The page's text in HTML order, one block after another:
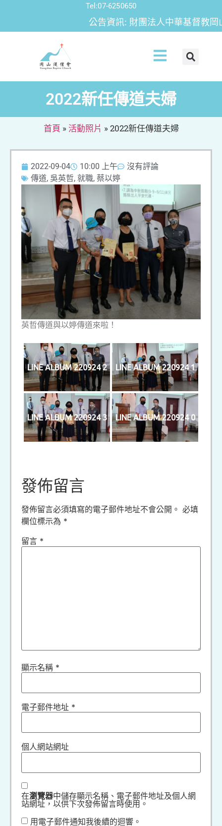
Tel:07-6250650
公告資訊: 財團法人中華基督教岡山
2022新任傳道夫婦
首頁 » 活動照片 »2022新任傳道夫婦
2022-09-04 10:00 上午
沒有評論
傳道, 吳英哲, 就職, 蔡以婷
英哲傳道與以婷傳道來啦！
LINE ALBUM 220924 2 LINE ALBUM 220924 1
LINE ALBUM 220924 3 LINE ALBUM 220924 0
發佈留言
發佈留言必須填寫的電子郵件地址不會公開。 必填
欄位標示為 *
留言 *
顯示名稱 *
電子郵件地址 *
個人網站網址
在瀏覽器中儲存顯示名稱、電子郵件地址及個人網
站網址，以供下次發佈留言時使用。
用電子郵件通知我後續的迴響。